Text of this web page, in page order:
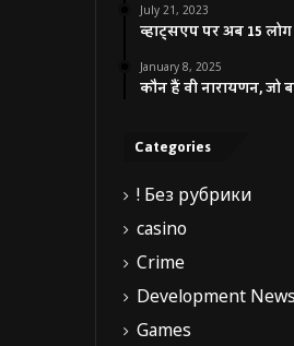
July 21, 2023
व्हाट्सएप पर अब 15
January 8, 2025
कौन हैं वी नारायणन, जो
Categories
! Без рубрики
casino
Crime
Development News
Games